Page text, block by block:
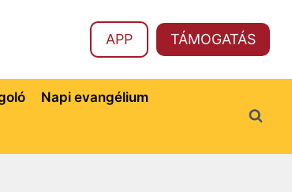
APP TÁMOGATÁS
Napi evangélium